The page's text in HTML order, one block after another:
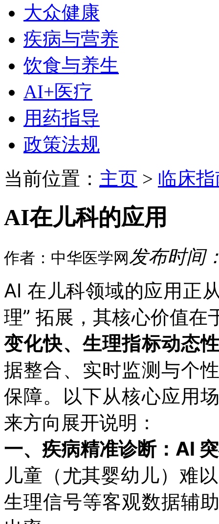
大众健康
疾病与营养
饮食与养生
AI+医疗
用药指导
政策法规
当前位置： 主页 > 临床
AI在儿科的应用
作者：中华医学网发布时间
AI 在儿科领域的应用正
理” 拓展，其核心价值在
变化快、生理指标动态
据整合、实时监测与个
保障。以下从核心应用
来方向展开说明：
一、疾病精准诊断：AI
儿童（尤其婴幼儿）难
生理信号等客观数据辅